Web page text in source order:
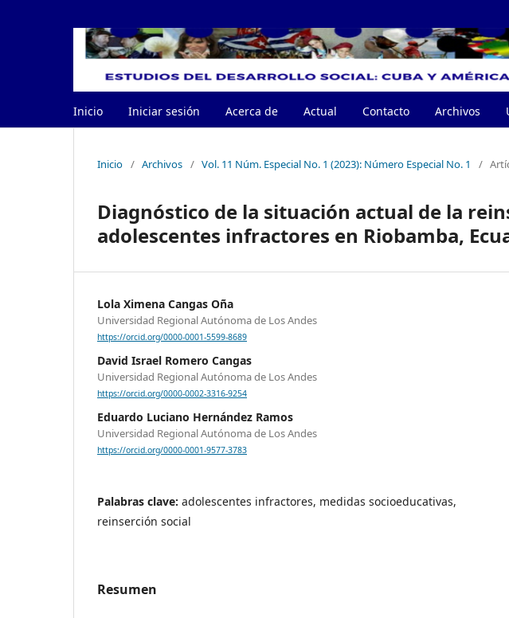
Inicio Iniciar sesión Acerca de Actual Contacto Archivos
Inicio / Archivos / Vol. 11 Núm. Especial No. 1 (2023): Número Especial No. 1 /
Diagnóstico de la situación actual de la
adolescentes infractores en Riobamba,
Lola Ximena Cangas Oña
Universidad Regional Autónoma de Los Andes
https://orcid.org/0000-0001-5599-8689
David Israel Romero Cangas
Universidad Regional Autónoma de Los Andes
https://orcid.org/0000-0002-3316-9254
Eduardo Luciano Hernández Ramos
Universidad Regional Autónoma de Los Andes
https://orcid.org/0000-0001-9577-3783
Palabras clave: adolescentes infractores, medidas socioeducativas,
reinserción social
Resumen